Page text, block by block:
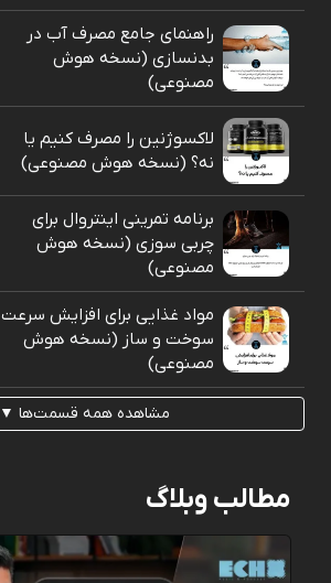
راهنمای جامع مصرف آب در
بدنسازی (نسخه هوش
مصنوعی)
لاکسوژنین را مصرف کنیم یا
نه؟ (نسخه هوش مصنوعی)
برنامه تمرینی اینتروال برای
چربی سوزی (نسخه هوش
مصنوعی)
مواد غذایی برای افزایش سرعت
سوخت و ساز (نسخه هوش
مصنوعی)
مشاهده همه قسمت‌ها ▼
مطالب وبلاگ